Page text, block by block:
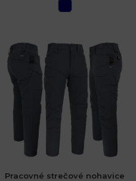
Pracovné strečové nohavice